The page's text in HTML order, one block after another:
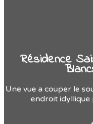
Résidence
Une vue a couper le
endroit idyllique